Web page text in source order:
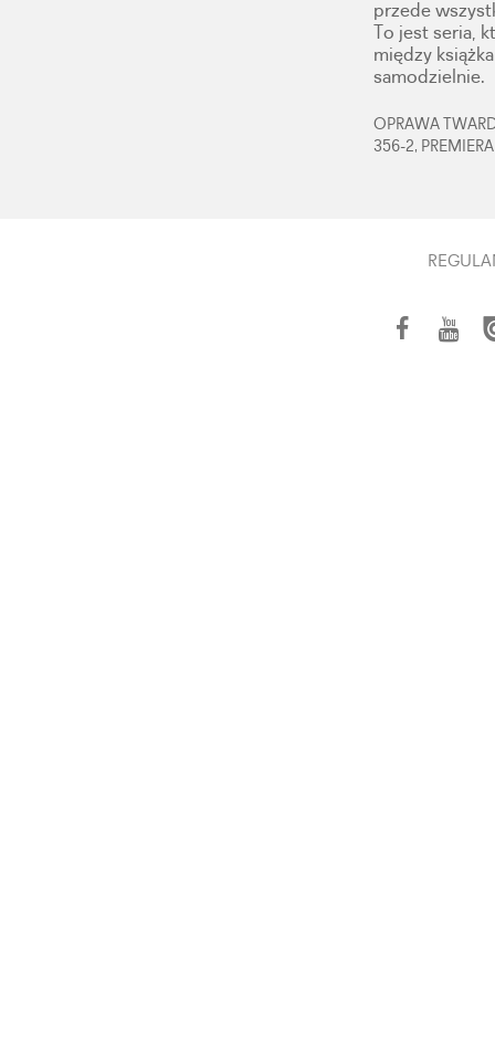
przede
To jest seria,
między
samodzielnie.
OPRAWA
356-2,